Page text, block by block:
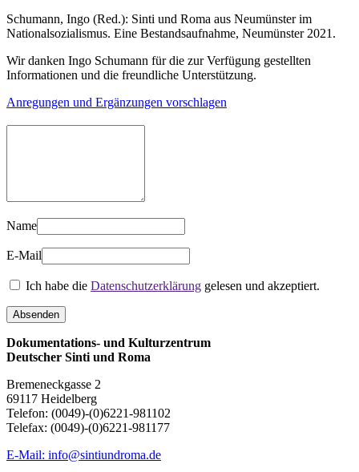
Schumann, Ingo (Red.): Sinti und Roma aus Neumünster im
Nationalsozialismus. Eine Bestandsaufnahme, Neumünster 2021.
Wir danken Ingo Schumann für die zur Verfügung gestellten
Informationen und die freundliche Unterstützung.
Anregungen und Ergänzungen vorschlagen
Name
E-Mail
Ich habe die Datenschutzerklärung gelesen und akzeptiert.
Dokumentations- und Kulturzentrum
Deutscher Sinti und Roma
Bremeneckgasse 2
69117 Heidelberg
Telefon: (0049)-(0)6221-981102
Telefax: (0049)-(0)6221-981177
E-Mail: info@sintiundroma.de